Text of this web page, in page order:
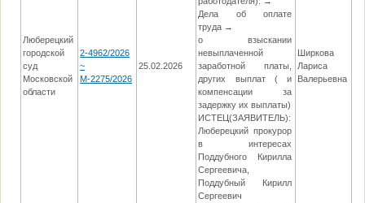
Люберецкий
городской
суд
Московской
области
2-4962/2026
~
М-2275/2026
25.02.2026
Дела об оплате
труда →
о взыскании
невыплаченной
заработной платы,
других выплат ( и
компенсации за
задержку их выплаты)
ИСТЕЦ(ЗАЯВИТЕЛЬ):
Люберецкий прокурор
в интересах
Поддубного Кирилла
Сергеевича,
Поддубный Кирилл
Сергеевич
Ширкова
Лариса
Валерьевна